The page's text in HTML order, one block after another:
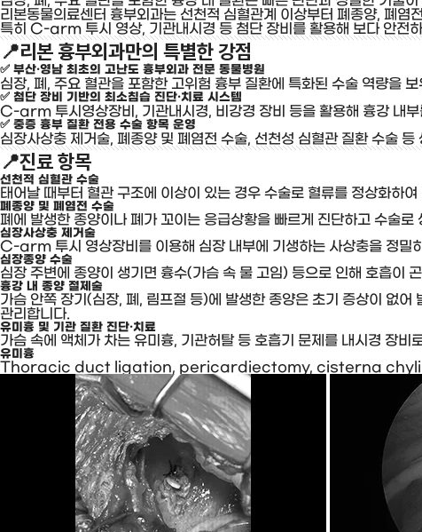
리본동물의료센터 흉부외과는 선천적 심혈관계 이상부터 폐종양, 폐염
특히 C-arm 투시 영상, 기관내시경 등 첨단 장비를 활용해 보다 안전
📍리본 흉부외과만의 특별한 강점
✅ 부산·영남 최초의 고난도 흉부외과 전문 동물병원
심장, 폐, 주요 혈관을 포함한 고위험 흉부 질환에 특화된 수술 역량을
✅ 첨단 장비 기반의 최소침습 진단·치료 시스템
C-arm 투시영상장비, 기관내시경, 비강경 장비 등을 활용해 흉강 내
✅ 중증 흉부 질환 전용 수술 항목 운영
심장사상충 제거술, 폐종양 및 폐염전 수술, 선천성 심혈관 질환 수술
📍진료 항목
선천적 심혈관 수술
태어날 때부터 혈관 구조에 이상이 있는 경우 수술로 혈류를 정상화
폐종양 및 폐염전 수술
폐에 발생한 종양이나 폐가 꼬이는 응급상황을 빠르게 진단하고 수술로
심장사상충 제거술
C-arm 투시 영상장비를 이용해 심장 내부에 기생하는 사상충을 정밀
심장종양 수술
심장 주변에 종양이 생기면 흉수(가슴 속 물 고임) 등으로 인해 호흡이
흉강 내 종양 절제술
가슴 안쪽 장기(심장, 폐, 림프절 등)에 발생한 종양은 초기 증상이 없
관리합니다.
유미흉 및 기관 질환 진단·치료
가슴 속에 액체가 차는 유미흉, 기관허탈 등 호흡기 문제를 내시경 장비
일반외과
수술
유미흉
Thoracic duct ligation, pericardiectomy, cisterna